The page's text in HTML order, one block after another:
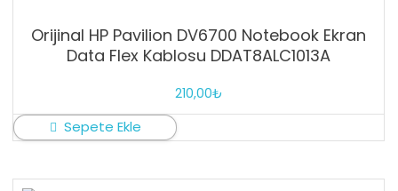
Orijinal HP Pavilion DV6700 Notebook Ekran
Data Flex Kablosu DDAT8ALC1013A
210,00₺
Sepete Ekle